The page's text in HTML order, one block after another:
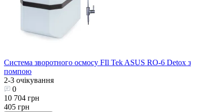
Система зворотного осмосу FIl Tek ASUS RO-6 Detox з
помпою
2-3 очікування
0
10 704 грн
405 грн